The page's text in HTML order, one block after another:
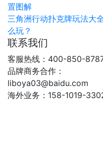
置图解
三角洲行动扑克牌玩法大
么玩？
联系我们
客服热线：400-850-
品牌商务合作：
liboya03@baidu.com
海外业务：158-1019-